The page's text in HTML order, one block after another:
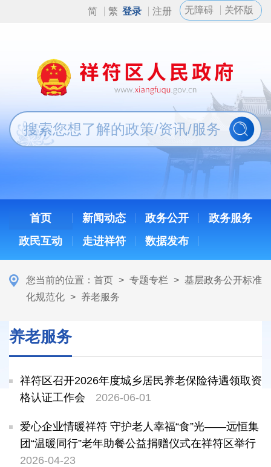
简 繁 登录 注册 无障碍 关怀版
首页 新闻动态 政务公开
政务服务
政民互动
走进祥符 数据发布
您当前的位置： 首页 > 专题专栏 > 基层政务公开标准
化规范化 > 养老服务
养老服务
祥符区召开2026年度城乡居民养老保险待遇领取资
格认证工作会
2026-06-01
爱心企业情暖祥符 守护老人幸福“食”光——远恒集
团“温暖同行”老年助餐公益捐赠仪式在祥符区举行
2026-04-23